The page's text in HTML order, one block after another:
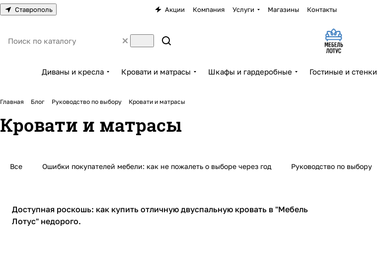
Ставрополь Акции Компания Услуги Магазины Контакты
Диваны и кресла Кровати и матрасы Шкафы и гардеробные Гостиные и стенки
Главная Блог Руководство по выбору Кровати и матрасы
Кровати и матрасы
Все Ошибки покупателей мебели: как не пожалеть о выборе через год Руководство по выбору
Кровати и матрасы
Доступная роскошь: как купить отличную двуспальную кровать в "Мебель
Лотус" недорого.